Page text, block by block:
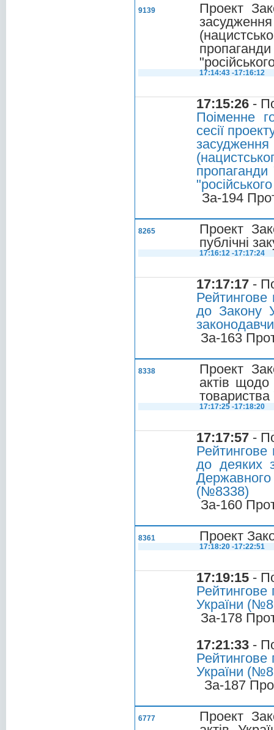
9139
Проект
17:14:43 -17:16:12
17:15:26 -
Поіменне
сесії
За-194
8265
Проект
публічні
17:16:12 -17:17:24
17:17:17 -
Рейтингове
до Закону
За-163
8338
Проект
актів щодо
17:17:25 -17:18:20
17:17:57 -
Рейтингове
до деяких
(№8338)
За-160
8361 Проект
17:18:20 -17:22:51
17:19:15 -
Рейтингове
України
За-178
17:21:33 -
Рейтингове
України
За-187
6777
Проект